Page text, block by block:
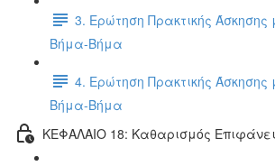
3. Ερώτηση Πρακτικής
Βήμα-Βήμα
4. Ερώτηση Πρακτικής
Βήμα-Βήμα
ΚΕΦΑΛΑΙΟ 18: Καθαρισμός